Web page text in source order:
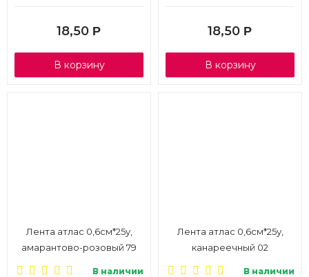
18,50 Р
В корзину
18,50 Р
В корзину
Лента атлас 0,6см*25у,
амарантово-розовый 79
В наличии
Лента атлас 0,6см*25у,
канареечный 02
В наличии